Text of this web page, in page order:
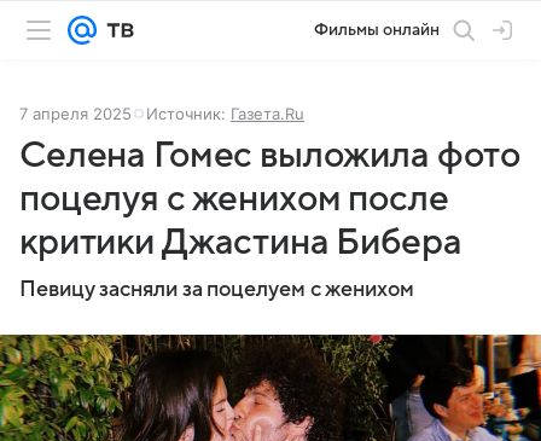
Фильмы онлайн
7 апреля 2025 Источник: Газета.Ru
Селена Гомес выложила фото
поцелуя с женихом после
критики Джастина Бибера
Певицу засняли за поцелуем с женихом